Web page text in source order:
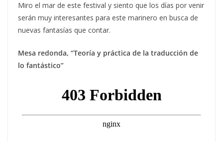
Miro el mar de este festival y siento que los días por venir
serán muy interesantes para este marinero en busca de
nuevas fantasías que contar.
Mesa redonda, “Teoría y práctica de la traducción de
lo fantástico”